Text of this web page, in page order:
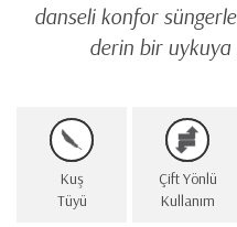
danseli konfor
derin bir uykuya
Kuş
Tüyü
Çift Yönlü
Kullanım